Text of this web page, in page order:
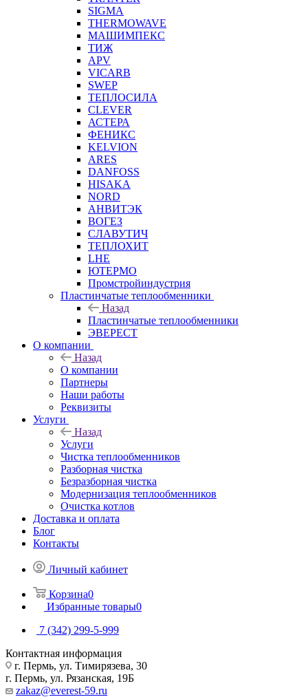
SIGMA
THERMOWAVE
МАШИМПЕКС
ТИЖ
APV
VICARB
SWEP
ТЕПЛОСИЛА
CLEVER
АСТЕРА
ФЕНИКС
KELVION
ARES
DANFOSS
HISAKA
NORD
АНВИТЭК
ВОГЕЗ
СЛАВУТИЧ
ТЕПЛОХИТ
LHE
ЮТЕРМО
Промстройиндустрия
Пластинчатые теплообменники
Назад
Пластинчатые теплообменники
ЭВЕРЕСТ
О компании
Назад
О компании
Партнеры
Наши работы
Реквизиты
Услуги
Назад
Услуги
Чистка теплообменников
Разборная чистка
Безразборная чистка
Модернизация теплообменников
Очистка котлов
Доставка и оплата
Блог
Контакты
Личный кабинет
Корзина0
Избранные товары0
7 (342) 299-5-999
Контактная информация
г. Пермь, ул. Тимирязева, 30
г. Пермь, ул. Рязанская, 19Б
zakaz@everest-59.ru